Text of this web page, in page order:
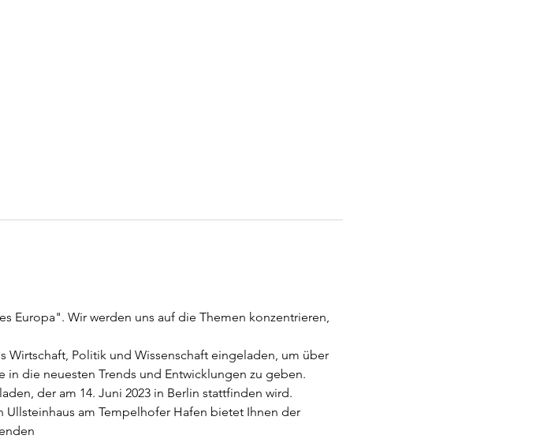
Europa". Wir werden uns auf die Themen konzentrieren,
Wirtschaft, Politik und Wissenschaft eingeladen, um über
die neuesten Trends und Entwicklungen zu geben.
der am 14. Juni 2023 in Berlin stattfinden wird.
am Tempelhofer Hafen bietet Ihnen der